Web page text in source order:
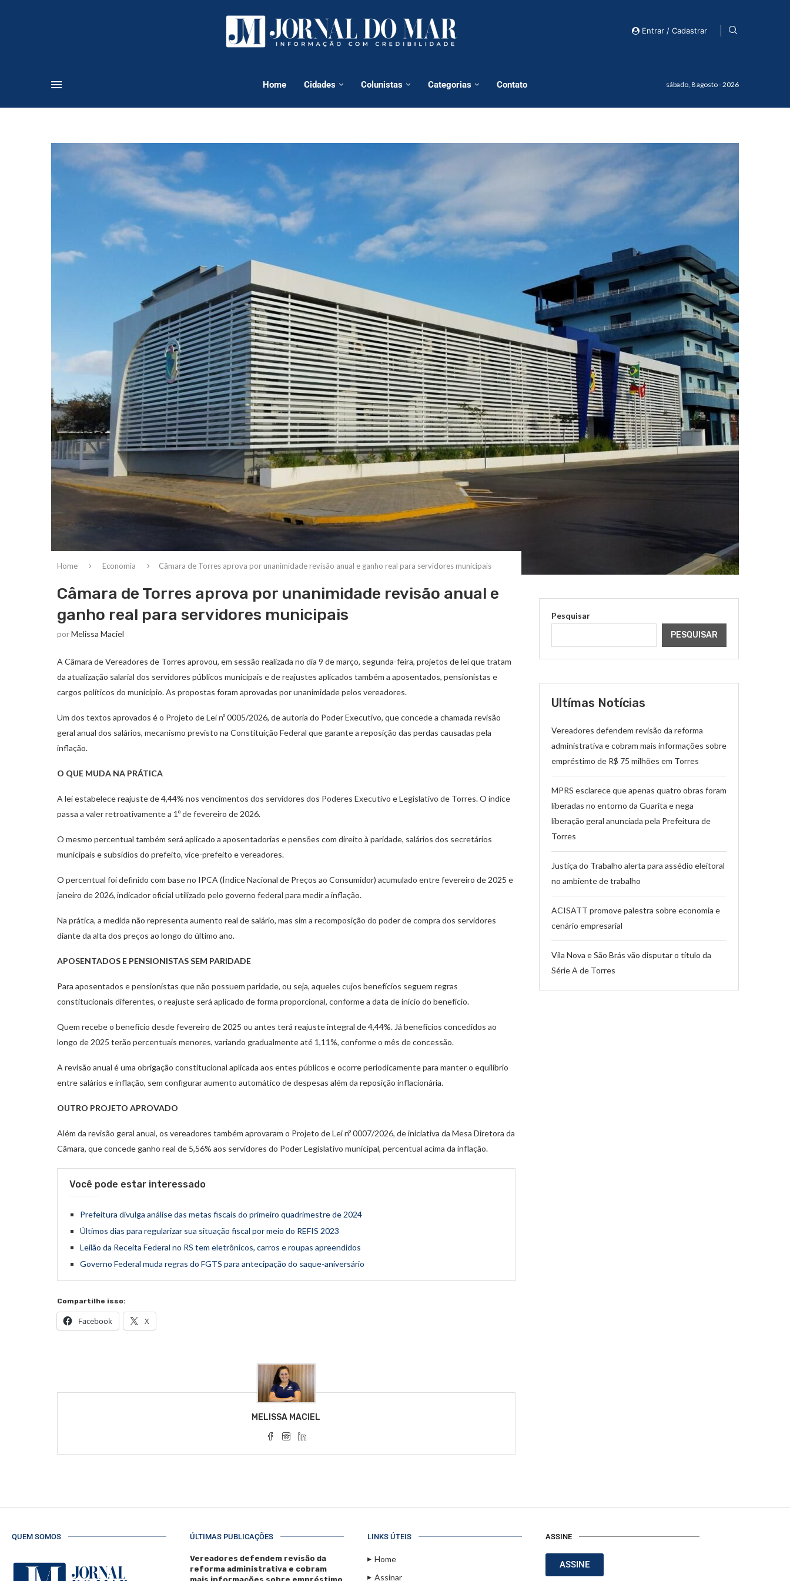
Entrar / Cadastrar
Home Cidades Colunistas Categorias Contato sábado, 8 agosto - 2026
Home Economia Câmara de Torres aprova por unanimidade revisão anual e ganho real para servidores municipais
Câmara de Torres aprova por unanimidade revisão anual e
ganho real para servidores municipais
porMelissa Maciel
A Câmara de Vereadores de Torres aprovou, em sessão realizada no dia 9 de março, segunda-feira, projetos de lei que tratam
da atualização salarial dos servidores públicos municipais e de reajustes aplicados também a aposentados, pensionistas e
cargos políticos do município. As propostas foram aprovadas por unanimidade pelos vereadores.
Um dos textos aprovados é o Projeto de Lei nº 0005/2026, de autoria do Poder Executivo, que concede a chamada revisão
geral anual dos salários, mecanismo previsto na Constituição Federal que garante a reposição das perdas causadas pela
inflação.
O QUE MUDA NA PRÁTICA
A lei estabelece reajuste de 4,44% nos vencimentos dos servidores dos Poderes Executivo e Legislativo de Torres. O índice
passa a valer retroativamente a 1º de fevereiro de 2026.
O mesmo percentual também será aplicado a aposentadorias e pensões com direito à paridade, salários dos secretários
municipais e subsídios do prefeito, vice-prefeito e vereadores.
O percentual foi definido com base no IPCA (Índice Nacional de Preços ao Consumidor) acumulado entre fevereiro de 2025 e
janeiro de 2026, indicador oficial utilizado pelo governo federal para medir a inflação.
Na prática, a medida não representa aumento real de salário, mas sim a recomposição do poder de compra dos servidores
diante da alta dos preços ao longo do último ano.
APOSENTADOS E PENSIONISTAS SEM PARIDADE
Para aposentados e pensionistas que não possuem paridade, ou seja, aqueles cujos benefícios seguem regras
constitucionais diferentes, o reajuste será aplicado de forma proporcional, conforme a data de início do benefício.
Quem recebe o benefício desde fevereiro de 2025 ou antes terá reajuste integral de 4,44%. Já benefícios concedidos ao
longo de 2025 terão percentuais menores, variando gradualmente até 1,11%, conforme o mês de concessão.
A revisão anual é uma obrigação constitucional aplicada aos entes públicos e ocorre periodicamente para manter o equilíbrio
entre salários e inflação, sem configurar aumento automático de despesas além da reposição inflacionária.
OUTRO PROJETO APROVADO
Além da revisão geral anual, os vereadores também aprovaram o Projeto de Lei nº 0007/2026, de iniciativa da Mesa Diretora da
Câmara, que concede ganho real de 5,56% aos servidores do Poder Legislativo municipal, percentual acima da inflação.
Você pode estar interessado
Prefeitura divulga análise das metas fiscais do primeiro quadrimestre de 2024
Últimos dias para regularizar sua situação fiscal por meio do REFIS 2023
Leilão da Receita Federal no RS tem eletrônicos, carros e roupas apreendidos
Governo Federal muda regras do FGTS para antecipação do saque-aniversário
Compartilhe isso:
Facebook X
MELISSA MACIEL
Pesquisar
PESQUISAR
Ultímas Notícias
Vereadores defendem revisão da reforma
administrativa e cobram mais informações sobre
empréstimo de R$ 75 milhões em Torres
MPRS esclarece que apenas quatro obras foram
liberadas no entorno da Guarita e nega
liberação geral anunciada pela Prefeitura de
Torres
Justiça do Trabalho alerta para assédio eleitoral
no ambiente de trabalho
ACISATT promove palestra sobre economia e
cenário empresarial
Vila Nova e São Brás vão disputar o título da
Série A de Torres
QUEM SOMOS ÚLTIMAS PUBLICAÇÕES
Vereadores defendem revisão da
reforma administrativa e cobram
LINKS ÚTEIS
Home
Assinar
ASSINE
ASSINE